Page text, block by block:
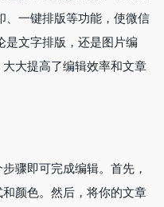
、一键排版等功能，使微信
是文字排版，还是图片编
大提高了编辑效率和文章
骤即可完成编辑。首先，
颜色。然后，将你的文章